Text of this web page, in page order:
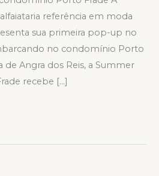
referência em moda
sua primeira pop-up no
no condomínio Porto
de Angra dos Reis, a Summer
recebe […]